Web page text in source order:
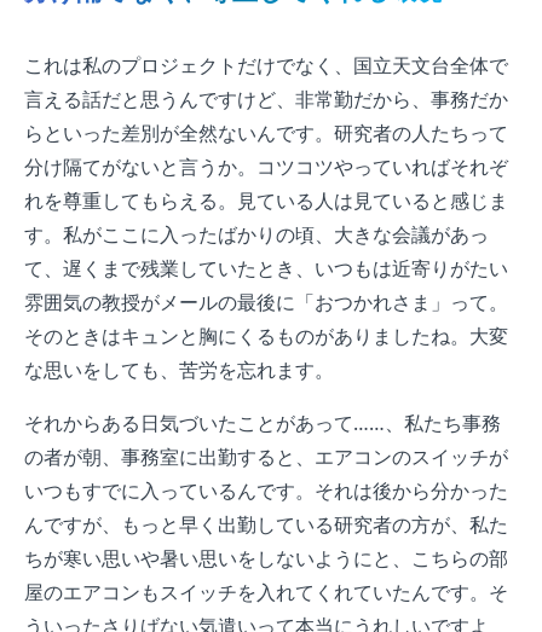
これは私のプロジェクトだけでなく、国立天文台全体で
言える話だと思うんですけど、非常勤だから、事務だか
らといった差別が全然ないんです。研究者の人たちって
分け隔てがないと言うか。コツコツやっていればそれぞ
れを尊重してもらえる。見ている人は見ていると感じま
す。私がここに入ったばかりの頃、大きな会議があっ
て、遅くまで残業していたとき、いつもは近寄りがたい
雰囲気の教授がメールの最後に「おつかれさま」って。
そのときはキュンと胸にくるものがありましたね。大変
な思いをしても、苦労を忘れます。
それからある日気づいたことがあって……、私たち事務
の者が朝、事務室に出勤すると、エアコンのスイッチが
いつもすでに入っているんです。それは後から分かった
んですが、もっと早く出勤している研究者の方が、私た
ちが寒い思いや暑い思いをしないようにと、こちらの部
屋のエアコンもスイッチを入れてくれていたんです。そ
ういったさりげない気遣いって本当にうれしいですよ